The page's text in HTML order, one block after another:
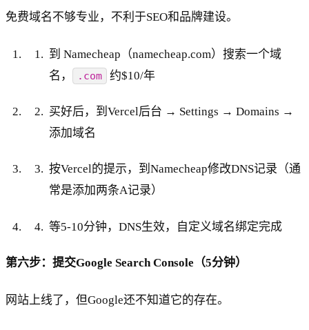
免费域名不够专业，不利于SEO和品牌建设。
到 Namecheap（namecheap.com）搜索一个域
名，
.com 约$10/年
买好后，到Vercel后台 → Settings → Domains →
添加域名
按Vercel的提示，到Namecheap修改DNS记录（通
常是添加两条A记录）
等5-10分钟，DNS生效，自定义域名绑定完成
第六步：提交Google Search Console（5分钟）
网站上线了，但Google还不知道它的存在。